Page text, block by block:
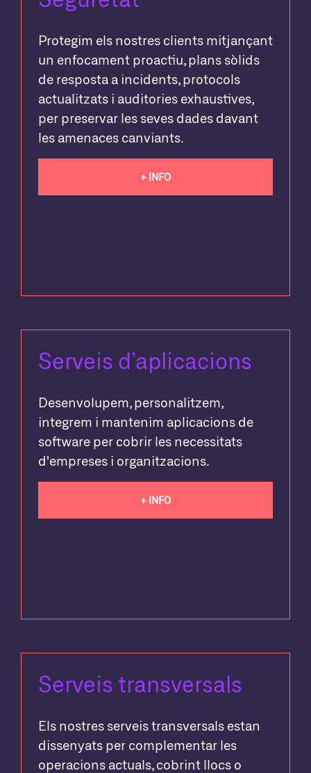
Protegim els nostres clients mitjançant
un enfocament proactiu, plans sòlids
de resposta a incidents, protocols
actualitzats i auditories exhaustives,
per preservar les seves dades davant
les amenaces canviants.
+ INFO
Serveis d’aplicacions
Desenvolupem, personalitzem,
integrem i mantenim aplicacions de
software per cobrir les necessitats
d'empreses i organitzacions.
+ INFO
Serveis transversals
Els nostres serveis transversals estan
dissenyats per complementar les
operacions actuals, cobrint llocs o